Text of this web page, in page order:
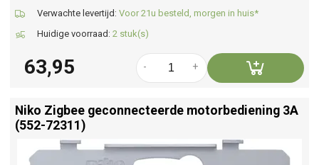
Verwachte levertijd: Voor 21u besteld, morgen in huis*
Huidige voorraad: 2 stuk(s)
63,95 +
-
Niko Zigbee geconnecteerde motorbediening 3A
(552-72311)